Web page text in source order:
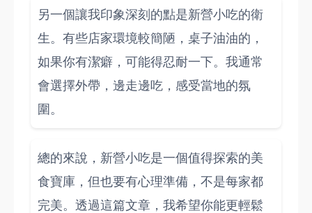
另一個讓我印象深刻的點是新營小吃的衛
生。有些店家環境較簡陋，桌子油油的，
如果你有潔癖，可能得忍耐一下。我通常
會選擇外帶，邊走邊吃，感受當地的氛
圍。
總的來說，新營小吃是一個值得探索的美
食寶庫，但也要有心理準備，不是每家都
完美。透過這篇文章，我希望你能更輕鬆